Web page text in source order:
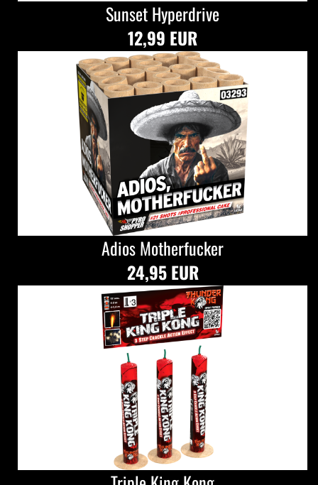
Sunset Hyperdrive
12,99 EUR
Adios Motherfucker
24,95 EUR